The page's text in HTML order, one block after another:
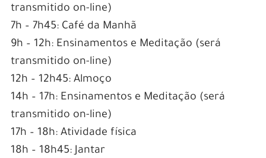
transmitido on-line)
7h – 7h45: Café da Manhã
9h – 12h: Ensinamentos e Meditação (será
transmitido on-line)
12h – 12h45: Almoço
14h – 17h: Ensinamentos e Meditação (será
transmitido on-line)
17h – 18h: Atividade física
18h – 18h45: Jantar